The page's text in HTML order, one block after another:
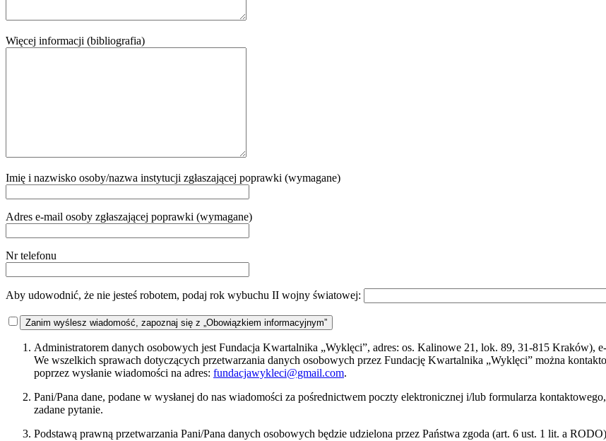
Więcej informacji (bibliografia)
Imię i nazwisko osoby/nazwa instytucji zgłaszającej poprawki (wymagane)
Adres e-mail osoby zgłaszającej poprawki (wymagane)
Nr telefonu
Aby udowodnić, że nie jesteś robotem, podaj rok wybuchu II wojny światowej:
Zanim wyślesz wiadomość, zapoznaj się z „Obowiązkiem informacyjnym”
Administratorem danych osobowych jest Fundacja Kwartalnika „Wyklęci”, adres: os. Kalinowe 21, lok. 89, 31-815 Kraków),
We wszelkich sprawach dotyczących przetwarzania danych osobowych przez Fundację Kwartalnika „Wyklęci” można
poprzez wysłanie wiadomości na adres: fundacjawykleci@gmail.com.
Pani/Pana dane, podane w wysłanej do nas wiadomości za pośrednictwem poczty elektronicznej i/lub formularza
zadane pytanie.
Podstawą prawną przetwarzania Pani/Pana danych osobowych będzie udzielona przez Państwa zgoda (art. 6 ust. 1 lit. a